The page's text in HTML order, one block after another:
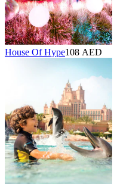
House Of Hype108 AED